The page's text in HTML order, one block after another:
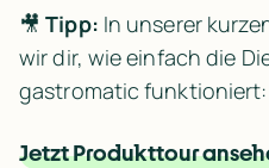
🎥 Tipp: In unserer
wir dir, wie einfach die
gastromatic funktioniert:
Jetzt Produkttour